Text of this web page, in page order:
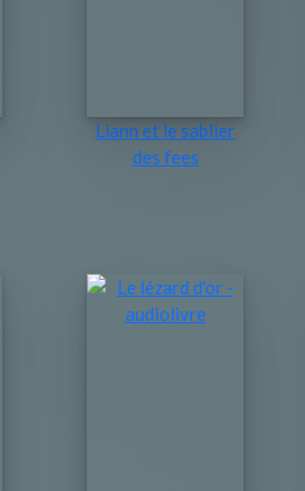
Liann et le sablier
des fees